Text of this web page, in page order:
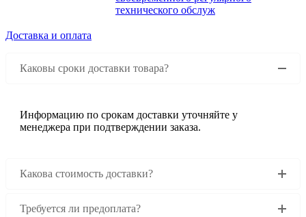
технического обслуж
Доставка и оплата
Каковы сроки доставки товара?
Информацию по срокам доставки уточняйте у
менеджера при подтверждении заказа.
Какова стоимость доставки?
Требуется ли предоплата?